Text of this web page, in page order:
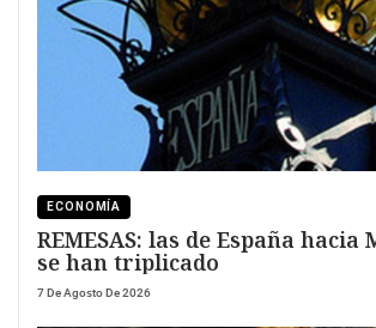
ECONOMÍA
REMESAS: las de España hacia
se han triplicado
7 De Agosto De 2026